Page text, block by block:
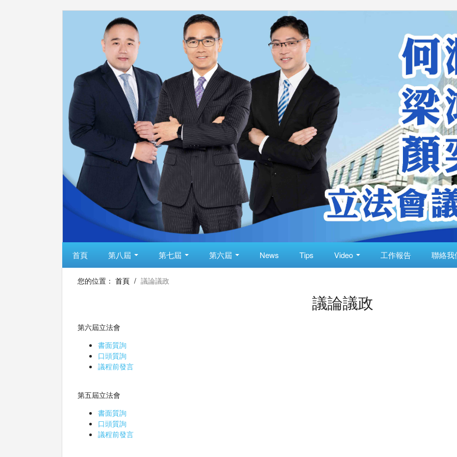
首頁 第八屆 第七屆 第六屆 News Tips Video 工作報告 聯絡我
您的位置： 首頁 / 議論議政
議論議政
第六屆立法會
書面質詢
口頭質詢
議程前發言
第五屆立法會
書面質詢
口頭質詢
議程前發言